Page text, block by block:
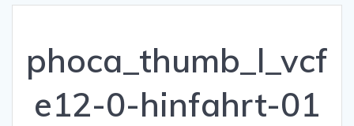
phoca_thumb_l_vcf
e12-0-hinfahrt-01